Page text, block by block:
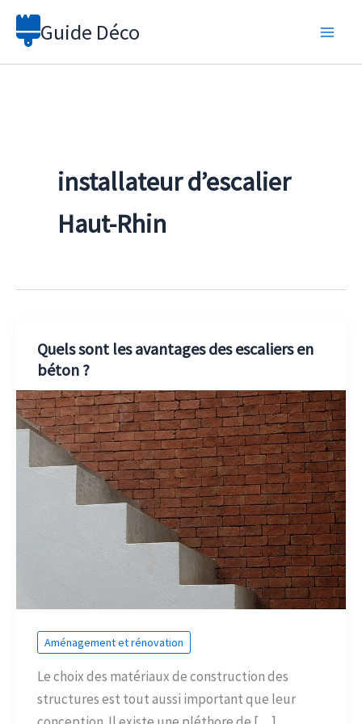
Aller
Guide Déco
installateur d’escalier
Haut-Rhin
Quels sont les avantages des escaliers en
béton ?
Aménagement et rénovation
Le choix des matériaux de construction des
structures est tout aussi important que leur